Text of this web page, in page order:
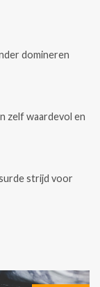
domineren
zelf waardevol en
strijd voor